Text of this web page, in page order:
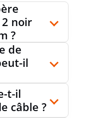
noir
?
de
il
t-il
câble ?